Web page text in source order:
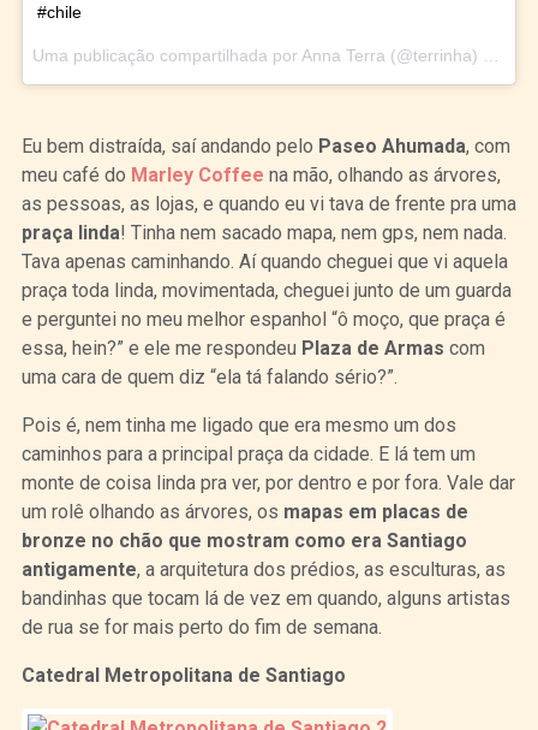
#chile
Eu bem distraída, saí andando pelo Paseo Ahumada, com
meu café do Marley Coffee na mão, olhando as árvores,
as pessoas, as lojas, e quando eu vi tava de frente pra uma
praça linda! Tinha nem sacado mapa, nem gps, nem nada.
Tava apenas caminhando. Aí quando cheguei que vi aquela
praça toda linda, movimentada, cheguei junto de um guarda
e perguntei no meu melhor espanhol “ô moço, que praça é
essa, hein?” e ele me respondeu Plaza de Armas com
uma cara de quem diz “ela tá falando sério?”.
Pois é, nem tinha me ligado que era mesmo um dos
caminhos para a principal praça da cidade. E lá tem um
monte de coisa linda pra ver, por dentro e por fora. Vale dar
um rolê olhando as árvores, os mapas em placas de
bronze no chão que mostram como era Santiago
antigamente, a arquitetura dos prédios, as esculturas, as
bandinhas que tocam lá de vez em quando, alguns artistas
de rua se for mais perto do fim de semana.
Catedral Metropolitana de Santiago